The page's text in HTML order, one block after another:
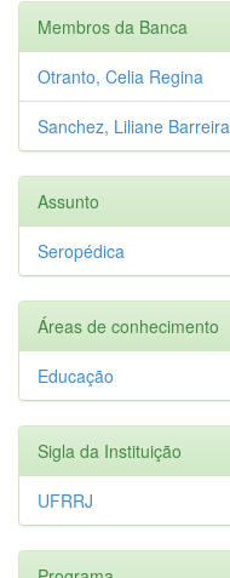
Membros da Banca
Otranto, Celia Regina
Sanchez, Liliane Barreira
Assunto
Seropédica
Áreas de conhecimento
Educação
Sigla da Instituição
UFRRJ